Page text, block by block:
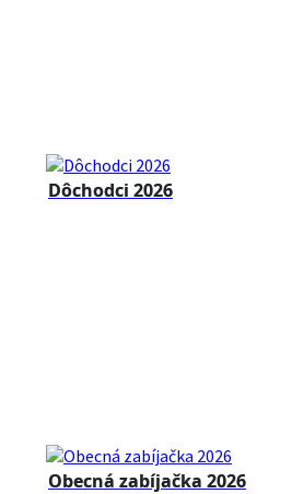
Dôchodci 2026
Obecná zabíjačka 2026